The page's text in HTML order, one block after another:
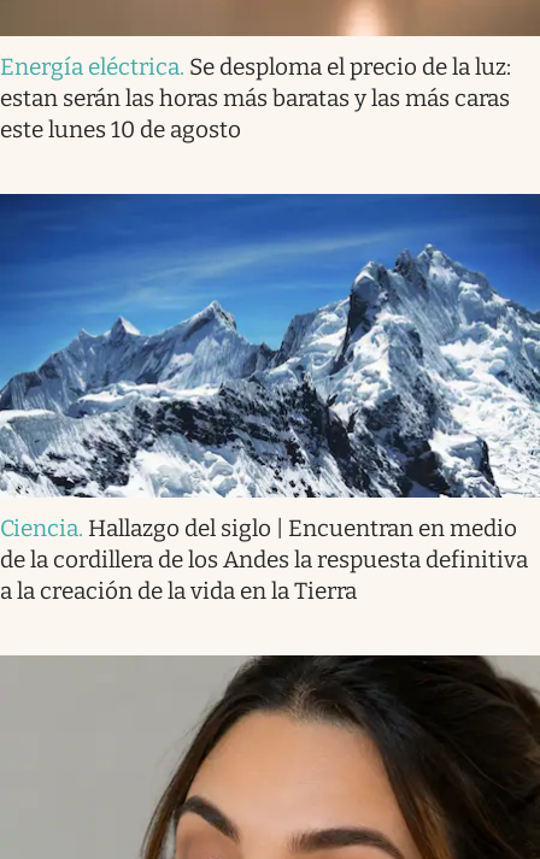
Energía eléctrica. Se desploma el precio de la luz:
estan serán las horas más baratas y las más caras
este lunes 10 de agosto
Ciencia. Hallazgo del siglo | Encuentran en medio
de la cordillera de los Andes la respuesta definitiva
a la creación de la vida en la Tierra